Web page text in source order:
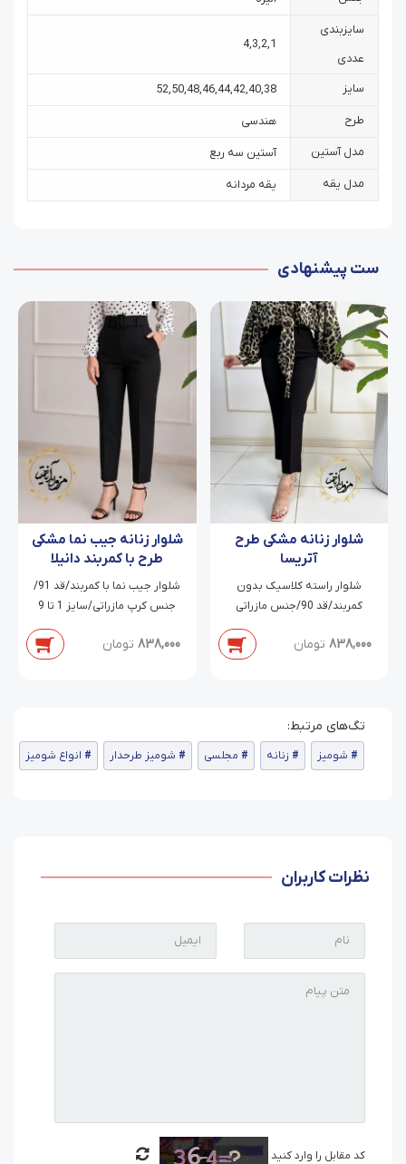
سایزبندی
عددی
1
,
2
,
3
,
4
سایز 38
,
40
,
42
,
44
,
46
,
48
,
50
,
52
طرح هندسی
مدل آستین آستین سه ربع
مدل یقه یقه مردانه
ست پیشنهادی
شلوار زنانه مشکی طرح
آتریسا
شلوار راسته کلاسیک بدون
کمربند/قد 90/جنس مازراتی
838,000 تومان
شلوار زنانه جیب نما مشکی
طرح با کمربند دانیلا
شلوار جیب نما با کمربند/قد 91/
جنس کرپ مازراتی/سایز 1 تا 9
838,000 تومان
شومیز زنانه مجلسی شومیز طرحدار انواع شومیز
نظرات کاربران
کد مقابل را وارد کنید